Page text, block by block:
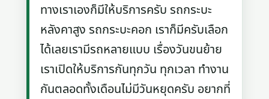
ทางเราเองก็มีให้บริการครับ รถกระบะ
หลังคาสูง รถกระบะคอก เราก็มีครับเลือก
ได้เลยเรามีรถหลายแบบ เรื่องวันขนย้าย
เราเปิดให้บริการกันทุกวัน ทุกเวลา ทำงาน
กันตลอดทั้งเดือนไม่มีวันหยุดครับ อยากที่